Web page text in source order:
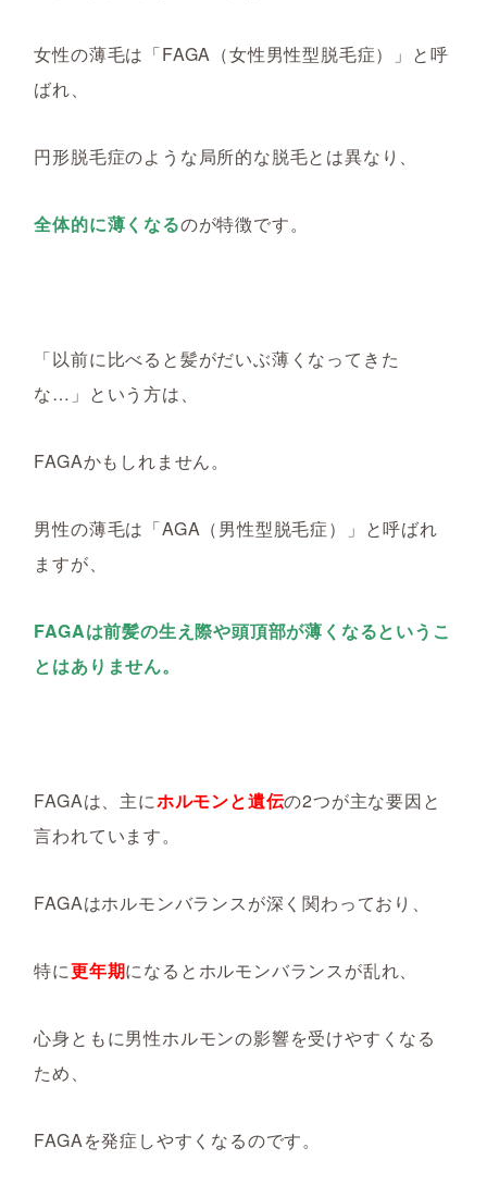
女性の薄毛は「FAGA（女性男性型脱毛症）」と呼
ばれ、
円形脱毛症のような局所的な脱毛とは異なり、
全体的に薄くなるのが特徴です。
「以前に比べると髪がだいぶ薄くなってきた
な…」という方は、
FAGAかもしれません。
男性の薄毛は「AGA（男性型脱毛症）」と呼ばれ
ますが、
FAGAは前髪の生え際や頭頂部が薄くなるというこ
とはありません。
FAGAは、主にホルモンと遺伝の2つが主な要因と
言われています。
FAGAはホルモンバランスが深く関わっており、
特に更年期になるとホルモンバランスが乱れ、
心身ともに男性ホルモンの影響を受けやすくなる
ため、
FAGAを発症しやすくなるのです。